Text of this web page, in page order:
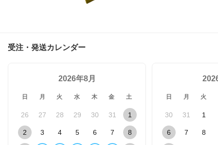
受注・発送カレンダー
2026年8月
日 月 火 水 木 金 土
26 27 28 29 30 31 1
2 3 4 5 6 7 8
日 月 火
30 31 1
6 7 8